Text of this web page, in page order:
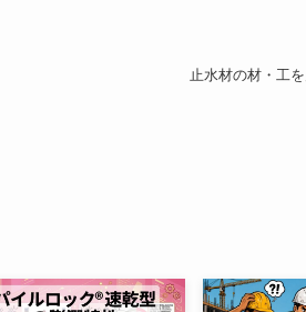
止水材の材・工